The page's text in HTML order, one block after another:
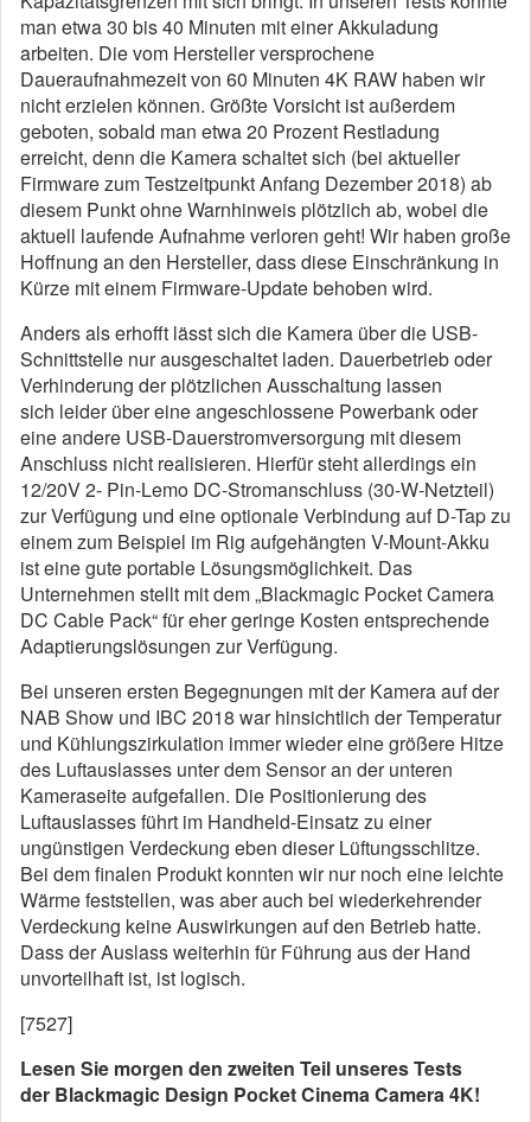
man etwa 30 bis 40 Minuten mit einer Akkuladung
arbeiten. Die vom Hersteller versprochene
Daueraufnahmezeit von 60 Minuten 4K RAW haben wir
nicht erzielen können. Größte Vorsicht ist außerdem
geboten, sobald man etwa 20 Prozent Restladung
erreicht, denn die Kamera schaltet sich (bei aktueller
Firmware zum Testzeitpunkt Anfang Dezember 2018) ab
diesem Punkt ohne Warnhinweis plötzlich ab, wobei die
aktuell laufende Aufnahme verloren geht! Wir haben große
Hoffnung an den Hersteller, dass diese Einschränkung in
Kürze mit einem Firmware-Update behoben wird.
Anders als erhofft lässt sich die Kamera über die USB-
Schnittstelle nur ausgeschaltet laden. Dauerbetrieb oder
Verhinderung der plötzlichen Ausschaltung lassen
sich leider über eine angeschlossene Powerbank oder
eine andere USB-Dauerstromversorgung mit diesem
Anschluss nicht realisieren. Hierfür steht allerdings ein
12/20V 2- Pin-Lemo DC-Stromanschluss (30-W-Netzteil)
zur Verfügung und eine optionale Verbindung auf D-Tap zu
einem zum Beispiel im Rig aufgehängten V-Mount-Akku
ist eine gute portable Lösungsmöglichkeit. Das
Unternehmen stellt mit dem „Blackmagic Pocket Camera
DC Cable Pack“ für eher geringe Kosten entsprechende
Adaptierungslösungen zur Verfügung.
Bei unseren ersten Begegnungen mit der Kamera auf der
NAB Show und IBC 2018 war hinsichtlich der Temperatur
und Kühlungszirkulation immer wieder eine größere Hitze
des Luftauslasses unter dem Sensor an der unteren
Kameraseite aufgefallen. Die Positionierung des
Luftauslasses führt im Handheld-Einsatz zu einer
ungünstigen Verdeckung eben dieser Lüftungsschlitze.
Bei dem finalen Produkt konnten wir nur noch eine leichte
Wärme feststellen, was aber auch bei wiederkehrender
Verdeckung keine Auswirkungen auf den Betrieb hatte.
Dass der Auslass weiterhin für Führung aus der Hand
unvorteilhaft ist, ist logisch.
[7527]
Lesen Sie morgen den zweiten Teil unseres Tests
der Blackmagic Design Pocket Cinema Camera 4K!